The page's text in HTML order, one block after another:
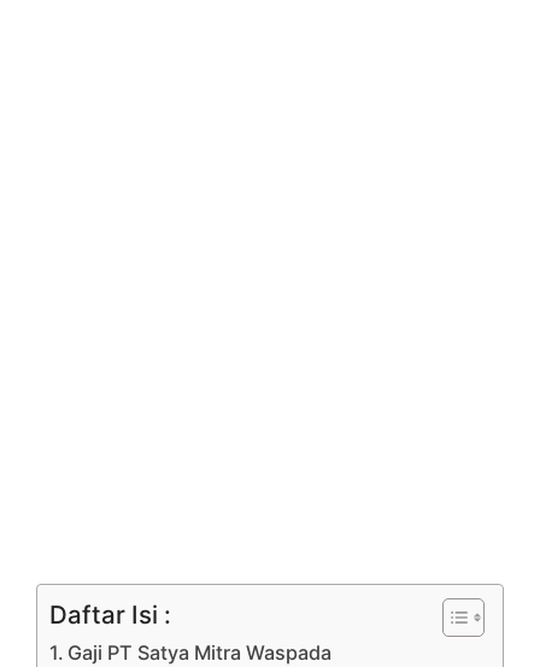
Daftar Isi :
Gaji PT Satya Mitra Waspada